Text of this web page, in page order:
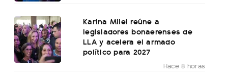
Karina Milei reúne a
legisladores bonaerenses de
LLA y acelera el armado
político para 2027
Hace 8 horas